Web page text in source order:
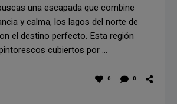
una escapada que combine
y calma, los lagos del norte de
el destino perfecto. Esta región
cubiertos por …
0 0